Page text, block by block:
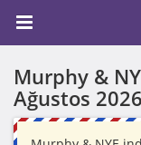
Murphy &
Ağustos 2026